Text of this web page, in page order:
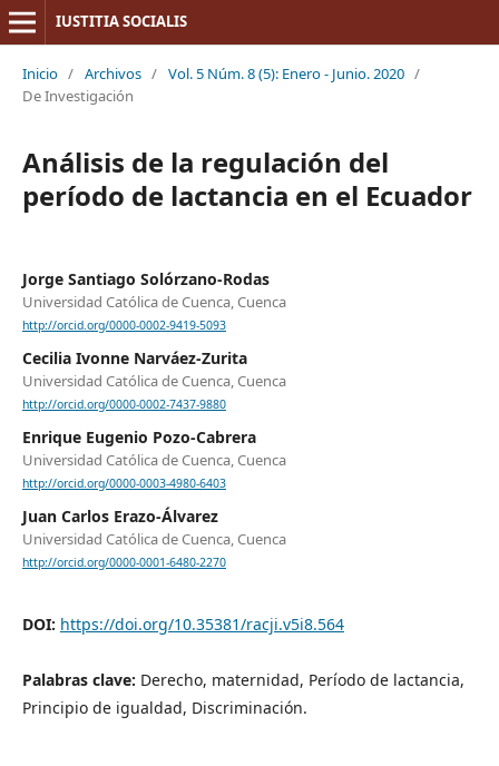
IUSTITIA SOCIALIS
Inicio / Archivos / Vol. 5 Núm. 8 (5): Enero - Junio. 2020 /
De Investigación
Análisis de la regulación del
período de lactancia en el Ecuador
Jorge Santiago Solórzano-Rodas
Universidad Católica de Cuenca, Cuenca
http://orcid.org/0000-0002-9419-5093
Cecilia Ivonne Narváez-Zurita
Universidad Católica de Cuenca, Cuenca
http://orcid.org/0000-0002-7437-9880
Enrique Eugenio Pozo-Cabrera
Universidad Católica de Cuenca, Cuenca
http://orcid.org/0000-0003-4980-6403
Juan Carlos Erazo-Álvarez
Universidad Católica de Cuenca, Cuenca
http://orcid.org/0000-0001-6480-2270
DOI: https://doi.org/10.35381/racji.v5i8.564
Palabras clave: Derecho, maternidad, Período de lactancia,
Principio de igualdad, Discriminación.